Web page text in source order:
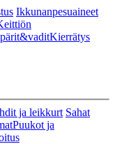
Ikkunanpesuaineet
Kierrätys
ja leikkurt Sahat
Puukot ja